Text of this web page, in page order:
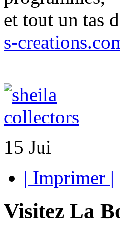
et tout un tas
s-
15 Jui
| Imprimer |
Visitez La